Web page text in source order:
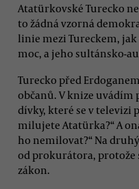
Atatürkovské Turecko
to žádná vzorná
linie mezi Tureckem, jak
moc, a jeho sultánsko-
Turecko před
občanů. V knize uvádím
dívky, které se v televizi
milujete Atatürka?“ A
ho nemilovat?“ Na
od prokurátora, protože
zákon.